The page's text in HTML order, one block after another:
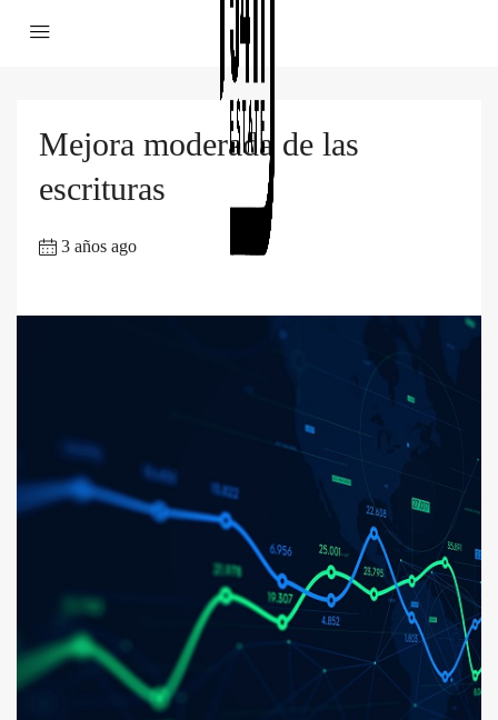
Mejora moderada de las
escrituras
3 años ago